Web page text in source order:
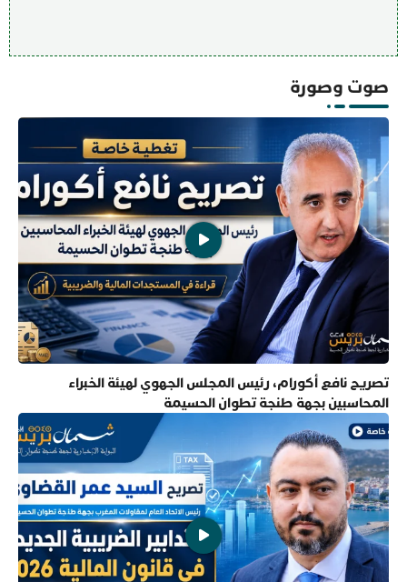
صوت وصورة
تصريح نافع أكورام، رئيس المجلس الجهوي لهيئة الخبراء
المحاسبين بجهة طنجة تطوان الحسيمة